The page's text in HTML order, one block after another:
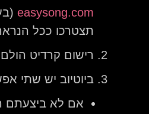
easysong.com
תצטרכו ככל
רישום קרדיט הולם
ביוטיוב יש שתי